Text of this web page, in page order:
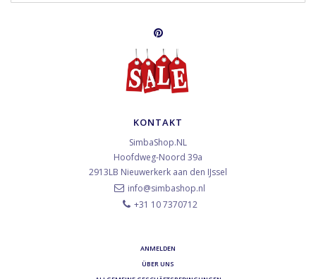
KONTAKT
SimbaShop.NL
Hoofdweg-Noord 39a
2913LB Nieuwerkerk aan den IJssel
info@simbashop.nl
+31 10 7370712
ANMELDEN
ÜBER UNS